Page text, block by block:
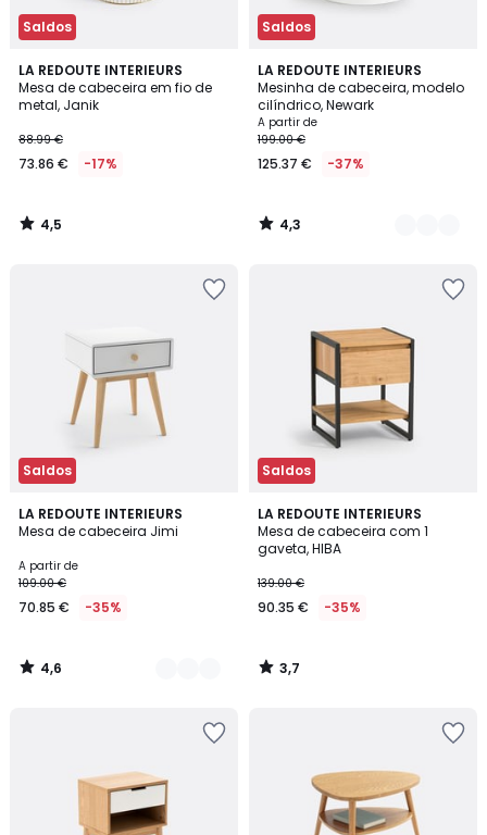
Saldos
LA REDOUTE INTERIEURS
Mesa de cabeceira em fio de
metal, Janik
88.99 €
73.86 € -17%
4,5
/ 5
4,5
/
Saldos
LA REDOUTE INTERIEURS
Mesinha de cabeceira, modelo
cilíndrico, Newark
A partir de
199.00 €
125.37 € -37%
4,3
/ 5
3
Cores
4,3
/
Saldos
LA REDOUTE INTERIEURS
Mesa de cabeceira Jimi
A partir de
109.00 €
70.85 € -35%
4,6
/ 5
2
Cores
4,6
/
Saldos
LA REDOUTE INTERIEURS
Mesa de cabeceira com 1
gaveta, HIBA
139.00 €
90.35 € -35%
3,7
/ 5
3,7
/